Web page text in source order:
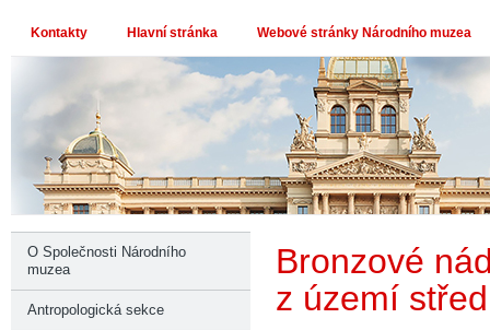
Kontakty Hlavní stránka Webové stránky Národního muzea
Bronzové
z území
O Společnosti Národního
muzea
Antropologická sekce